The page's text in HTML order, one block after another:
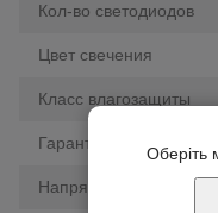
Кол-во светодиодов
Цвет свечения
Класс влагозащиты
Гарантия
Напряжение
Оберіть